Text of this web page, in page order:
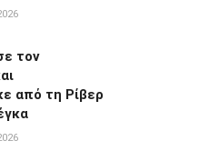
τον
από τη Ρίβερ